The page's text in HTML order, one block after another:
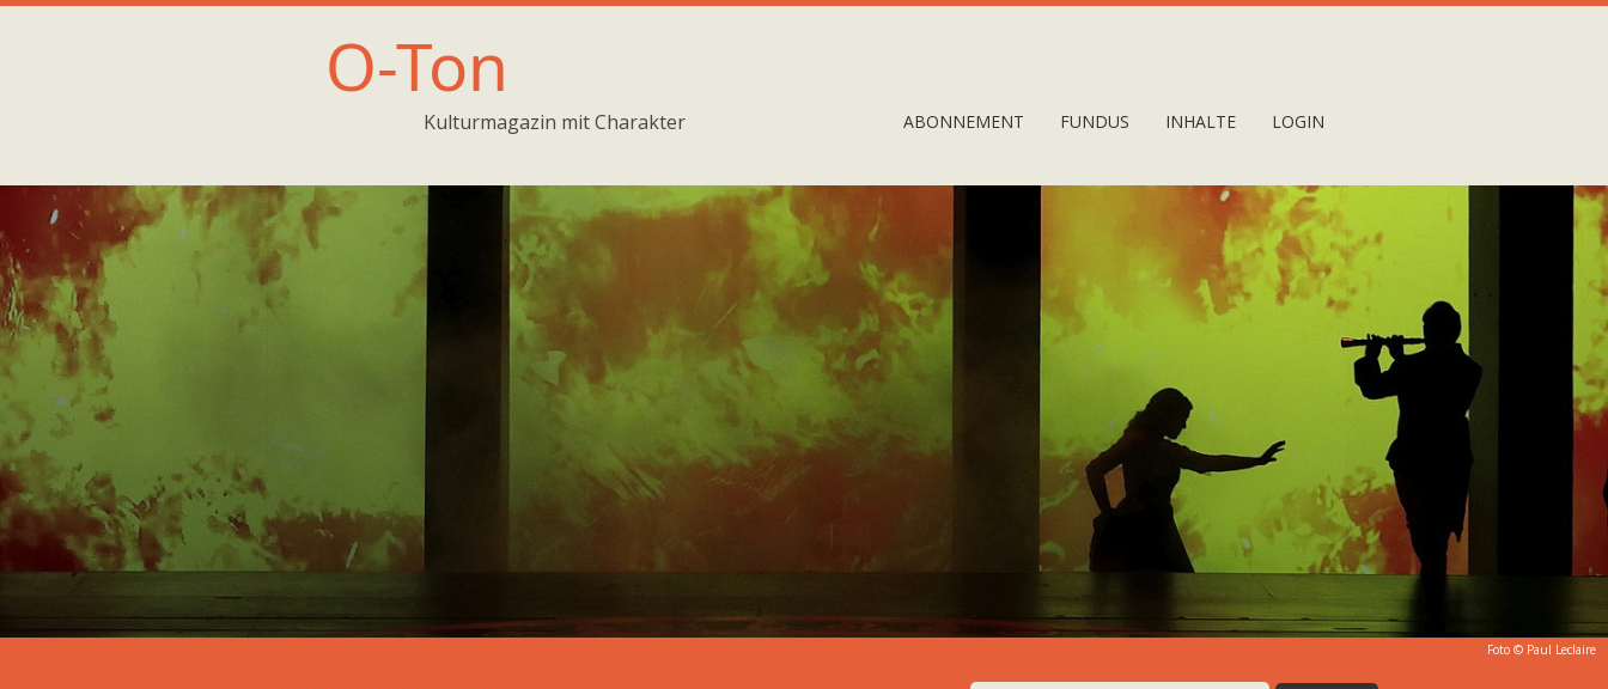
O-Ton
Kulturmagazin mit Charakter ABONNEMENT FUNDUS INHALTE LOGIN
Foto © Paul Leclaire